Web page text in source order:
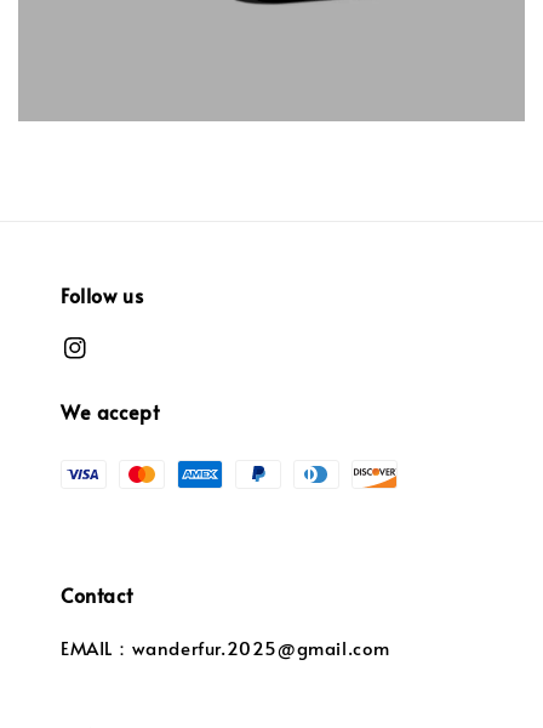
Follow us
We accept
Contact
EMAIL：wanderfur.2025@gmail.com